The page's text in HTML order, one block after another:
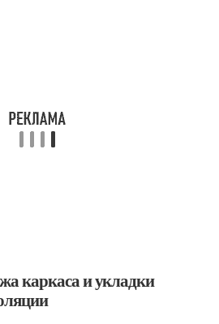
каркаса и укладки